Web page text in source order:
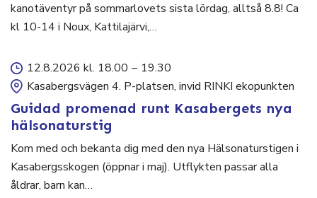
kanotäventyr på sommarlovets sista lördag, alltså 8.8! Ca
kl 10-14 i Noux, Kattilajärvi,…
12.8.2026 kl. 18.00 – 19.30
Kasabergsvägen 4. P-platsen, invid RINKI ekopunkten
Guidad promenad runt Kasabergets nya
hälsonaturstig
Kom med och bekanta dig med den nya Hälsonaturstigen i
Kasabergsskogen (öppnar i maj). Utflykten passar alla
åldrar, barn kan…